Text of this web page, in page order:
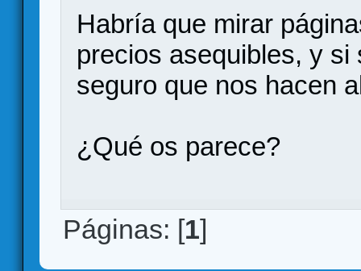
Habría que mirar
precios asequibles, y
seguro que nos hacen
¿Qué os parece?
Páginas: [1]